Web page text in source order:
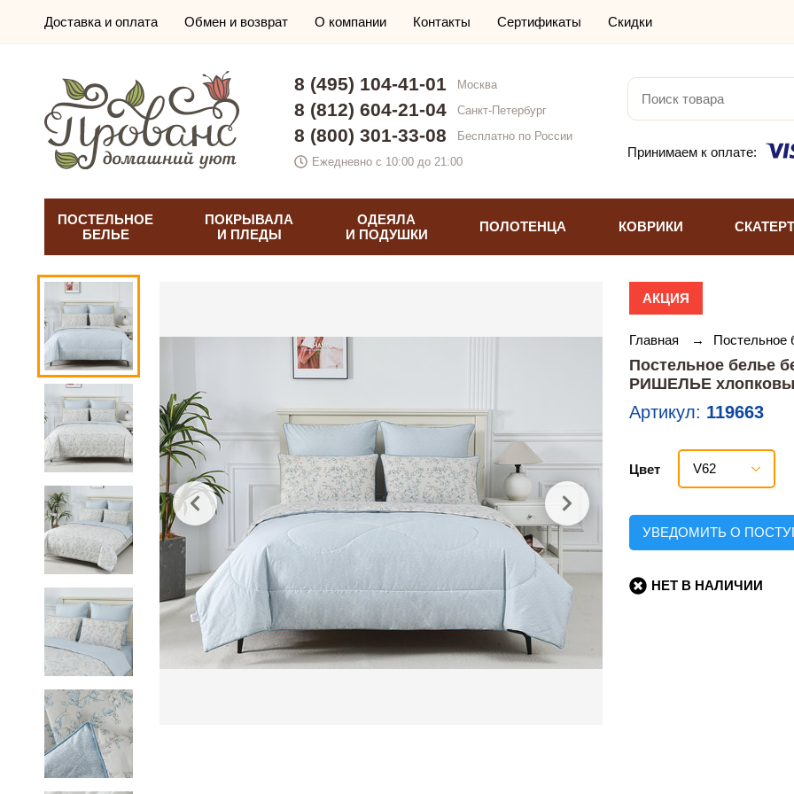
Доставка и оплата Обмен и возврат О компании Контакты Сертификаты Скидки
8 (495) 104-41-01 Москва
8 (812) 604-21-04 Санкт-Петербург
8 (800) 301-33-08
Бесплатно по России
Ежедневно с 10:00 до 21:00
Принимаем к оплате:
ПОСТЕЛЬНОЕ
БЕЛЬЕ
ПОКРЫВАЛА
И ПЛЕДЫ
ОДЕЯЛА
И ПОДУШКИ
ПОЛОТЕНЦА КОВРИКИ
АКЦИЯ
Главная → Постельное
Постельное белье
РИШЕЛЬЕ
Артикул: 119663
Цвет V62
УВЕДОМИТЬ О
НЕТ В НАЛИЧИИ